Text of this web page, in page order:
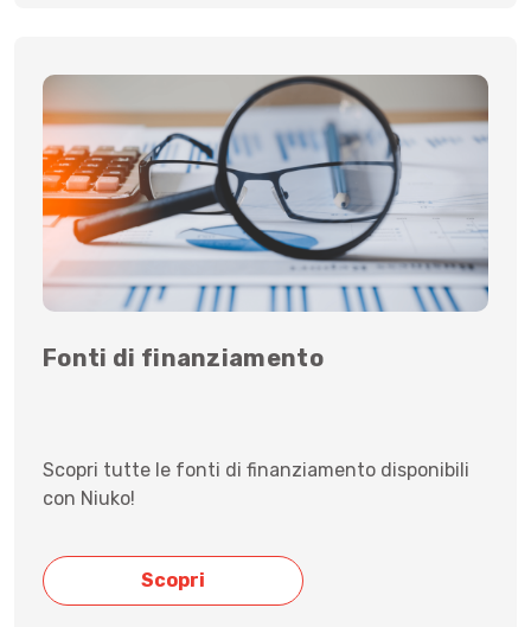
Fonti di finanziamento
Scopri tutte le fonti di finanziamento disponibili
con Niuko!
Scopri